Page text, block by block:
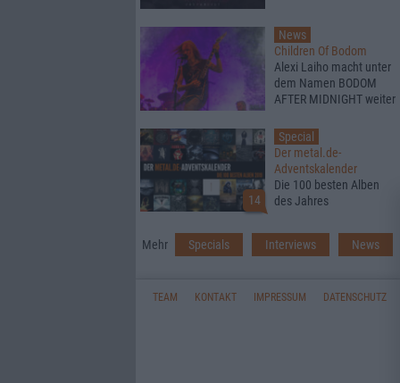
News
Children Of Bodom
Alexi Laiho macht unter
dem Namen BODOM
AFTER MIDNIGHT weiter
14
Special
Der metal.de-
Adventskalender
Die 100 besten Alben
des Jahres
Mehr Specials Interviews News
TEAM KONTAKT IMPRESSUM DATENSCHUTZ